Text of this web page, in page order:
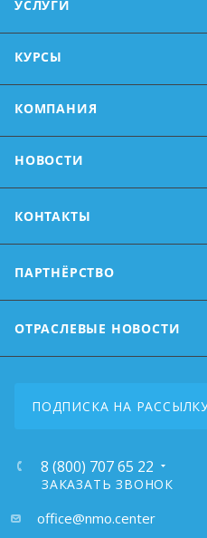
УСЛУГИ
КУРСЫ
КОМПАНИЯ
НОВОСТИ
КОНТАКТЫ
ПАРТНЁРСТВО
ОТРАСЛЕВЫЕ НОВОСТИ
ПОДПИСКА НА
8 (800) 707 65 22
ЗАКАЗАТЬ ЗВОНОК
почта:office@nmo.center